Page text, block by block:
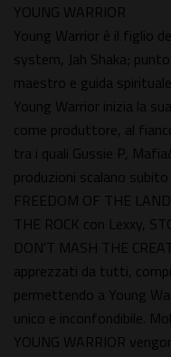
YOUNG WARRIOR
Young Warrior è il figlio
system, Jah Shaka;
maestro e guida
Young Warrior inizia la
come produttore, al
tra i quali Gussie P,
produzioni scalano
FREEDOM OF THE
THE ROCK con Lexxy,
DON'T MASH THE
apprezzati da tutti,
permettendo a Young
unico e inconfondibile.
YOUNG WARRIOR